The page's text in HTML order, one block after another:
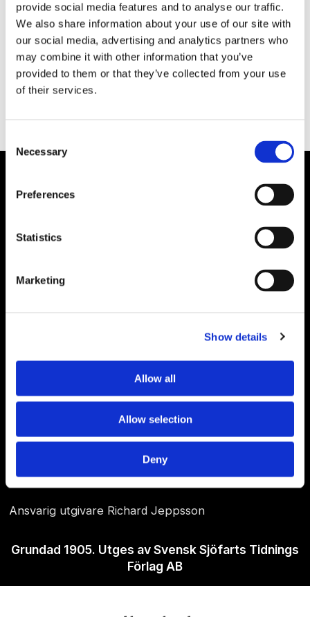
provide social media features and to analyse our traffic.
We also share information about your use of our site with
our social media, advertising and analytics partners who
may combine it with other information that you’ve
provided to them or that they’ve collected from your use
of their services.
Selection
Necessary
Preferences
Statistics
Marketing
Show details
Allow all
Allow selection
Deny
Världshandelsorganisationen WTO förutspår
ökad global handel efter förra årets nedgång.
Samtidigt kan en långvarig kris i Röda havet
skapa stora störningar i världsekonomin.
Om Sjöfartstidningen
Kontakta oss
Policies
Ansvarig utgivare Richard Jeppsson
Grundad 1905. Utges av Svensk Sjöfarts Tidnings
Förlag AB